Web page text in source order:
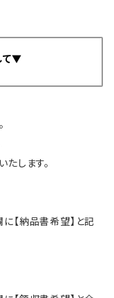
て▼
します。
【納品書希望】と記